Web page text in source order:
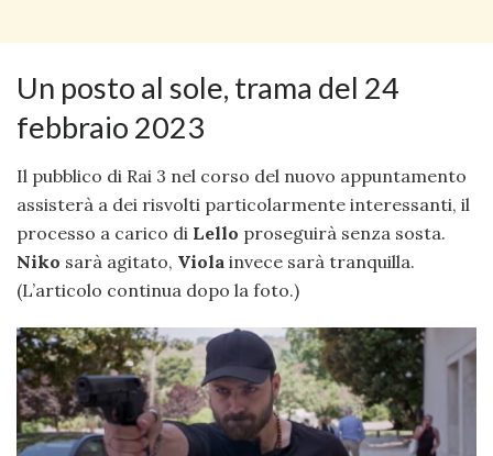
Un posto al sole, trama del 24
febbraio 2023
Il pubblico di Rai 3 nel corso del nuovo appuntamento
assisterà a dei risvolti particolarmente interessanti, il
processo a carico di Lello proseguirà senza sosta.
Niko sarà agitato, Viola invece sarà tranquilla.
(L’articolo continua dopo la foto.)